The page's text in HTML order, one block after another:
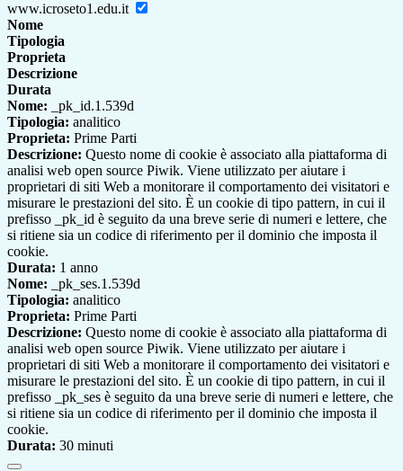
www.icroseto1.edu.it
Nome
Tipologia
Proprieta
Descrizione
Durata
Nome: _pk_id.1.539d
Tipologia: analitico
Proprieta: Prime Parti
Descrizione: Questo nome di cookie è associato alla piattaforma di
analisi web open source Piwik. Viene utilizzato per aiutare i
proprietari di siti Web a monitorare il comportamento dei visitatori e
misurare le prestazioni del sito. È un cookie di tipo pattern, in cui il
prefisso _pk_id è seguito da una breve serie di numeri e lettere, che
si ritiene sia un codice di riferimento per il dominio che imposta il
cookie.
Durata: 1 anno
Nome: _pk_ses.1.539d
Tipologia: analitico
Proprieta: Prime Parti
Descrizione: Questo nome di cookie è associato alla piattaforma di
analisi web open source Piwik. Viene utilizzato per aiutare i
proprietari di siti Web a monitorare il comportamento dei visitatori e
misurare le prestazioni del sito. È un cookie di tipo pattern, in cui il
prefisso _pk_ses è seguito da una breve serie di numeri e lettere, che
si ritiene sia un codice di riferimento per il dominio che imposta il
cookie.
Durata: 30 minuti